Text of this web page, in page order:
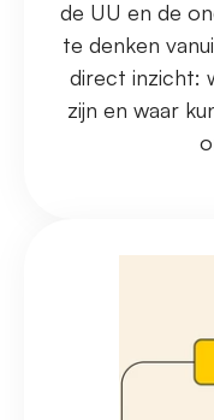
de UU en de
te denken
direct inzicht:
zijn en waar